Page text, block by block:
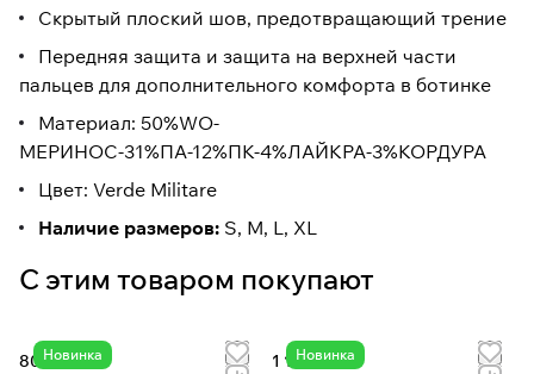
Скрытый плоский шов, предотвращающий трение
Передняя защита и защита на верхней части
пальцев для дополнительного комфорта в ботинке
Материал: 50%WO-
МЕРИНОС-31%ПА-12%ПК-4%ЛАЙКРА-3%КОРДУРА
Цвет: Verde Militare
Наличие размеров: S, M, L, XL
С этим товаром покупают
Новинка
800 сом
Новинка
1 140 сом